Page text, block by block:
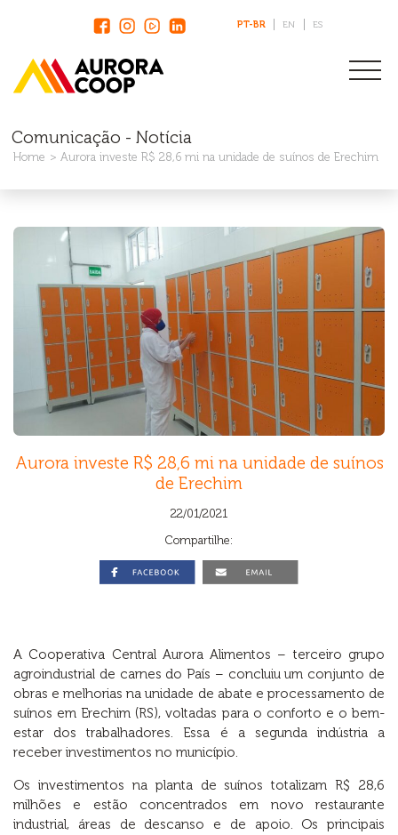
PT-BR EN ES
Comunicação - Notícia
Home Aurora investe R$ 28,6 mi na unidade de suínos de Erechim
Aurora investe R$ 28,6 mi na unidade de suínos
de Erechim
22/01/2021
Compartilhe:
A Cooperativa Central Aurora Alimentos – terceiro grupo
agroindustrial de carnes do País – concluiu um conjunto de
obras e melhorias na unidade de abate e processamento de
suínos em Erechim (RS), voltadas para o conforto e o bem-
estar dos trabalhadores. Essa é a segunda indústria a
receber investimentos no município.
Os investimentos na planta de suínos totalizam R$ 28,6
milhões e estão concentrados em novo restaurante
industrial, áreas de descanso e de apoio. Os principais